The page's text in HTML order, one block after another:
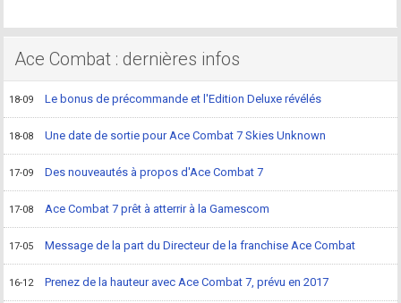
Ace Combat : dernières infos
18-09 Le bonus de précommande et l'Edition Deluxe révélés
18-08 Une date de sortie pour Ace Combat 7 Skies Unknown
17-09 Des nouveautés à propos d'Ace Combat 7
17-08 Ace Combat 7 prêt à atterrir à la Gamescom
17-05 Message de la part du Directeur de la franchise Ace Combat
16-12 Prenez de la hauteur avec Ace Combat 7, prévu en 2017